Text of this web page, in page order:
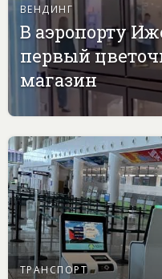
ВЕНДИНГ
В аэропорту
первый
магазин
ТРАНСПОРТ